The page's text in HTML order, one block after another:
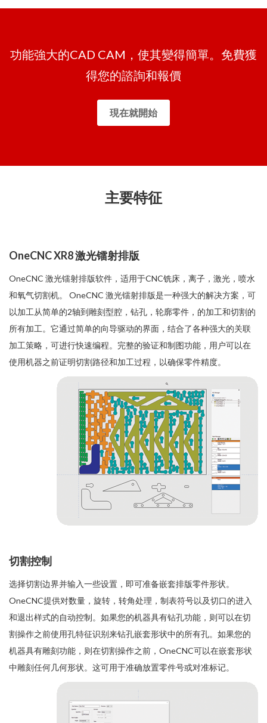
功能強大的CAD CAM，使其變得簡單。免費獲
得您的諮詢和報價
現在就開始
主要特征
OneCNC XR8 激光镭射排版
OneCNC 激光镭射排版软件，适用于CNC铣床，离子，激光，喷水
和氧气切割机。 OneCNC 激光镭射排版是一种强大的解决方案，可
以加工从简单的2轴到雕刻型腔，钻孔，轮廓零件，的加工和切割的
所有加工。它通过简单的向导驱动的界面，结合了各种强大的关联
加工策略，可进行快速编程。完整的验证和制图功能，用户可以在
使用机器之前证明切割路径和加工过程，以确保零件精度。
切割控制
选择切割边界并输入一些设置，即可准备嵌套排版零件形状。
OneCNC提供对数量，旋转，转角处理，制表符号以及切口的进入
和退出样式的自动控制。如果您的机器具有钻孔功能，则可以在切
割操作之前使用孔特征识别来钻孔嵌套形状中的所有孔。如果您的
机器具有雕刻功能，则在切割操作之前，OneCNC可以在嵌套形状
中雕刻任何几何形状。这可用于准确放置零件号或对准标记。